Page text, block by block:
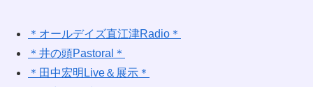
＊オールデイズ直江津Radio＊
＊井の頭Pastoral＊
＊田中宏明Live＆展示＊